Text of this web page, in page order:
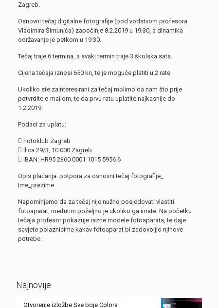
Zagreb.
Osnovni tečaj digitalne fotografije (pod vodstvom profesora
Vladimira Šimunića) započinje 8.2.2019 u 19:30, a dinamika
održavanje je petkom u 19:30.
Tečaj traje 6 termina, a svaki termin traje 3 školska sata.
Cijena tečaja iznosi 650 kn, te je moguće platiti u 2 rate.
Ukoliko ste zainteresirani za tečaj molimo da nam što prije
potvrdite e-mailom, te da prvu ratu uplatite najkasnije do
1.2.2019.
Podaci za uplatu:
 Fotoklub Zagreb
 Ilica 29/3, 10 000 Zagreb
 IBAN: HR95 2360 0001 1015 5956 6
Opis plaćanja: potpora za osnovni tečaj fotografije_
Ime_prezime
Napominjemo da za tečaj nije nužno posjedovati vlastiti
fotoaparat, međutim poželjno je ukoliko ga imate. Na početku
tečaja profesor pokazuje razne modele fotoaparata, te daje
savjete polaznicima kakav fotoaparat bi zadovoljio njihove
potrebe.
Najnovije
Otvorenje izložbe Sve boje Colora